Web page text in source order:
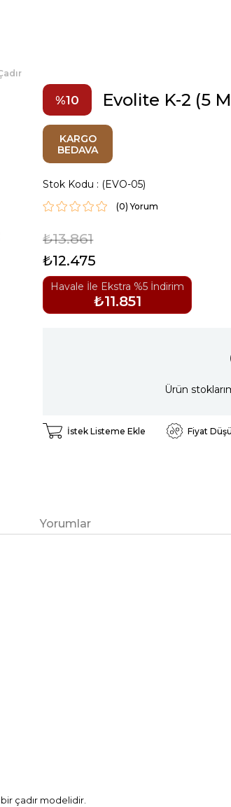
10 Evolite K-2 (5
KARGO
BEDAVA
Stok Kodu (EVO-05)
(0)
₺13.861
₺12.475
Havale İle Ekstra %5 İndirim
₺11.851
Ürün
İstek Listeme Ekle Fiyat
Yorumlar
bir çadır modelidir.